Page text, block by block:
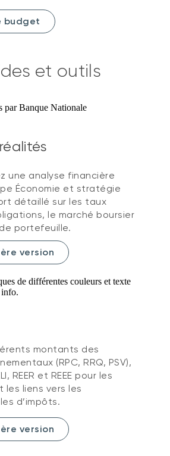
budget
et outils
une analyse financière
Économie et stratégie
détaillé sur les taux
le marché boursier
portefeuille.
version
montants des
(RPC, RRQ, PSV),
REER et REEE pour les
liens vers les
d’impôts.
version